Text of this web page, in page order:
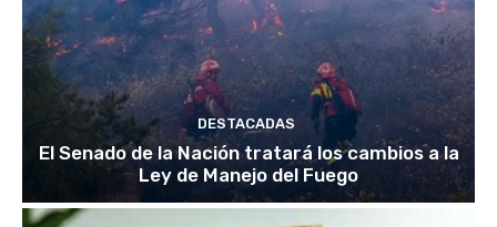
DESTACADAS
El Senado de la Nación tratará los cambios a la
Ley de Manejo del Fuego